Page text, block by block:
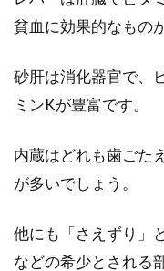
貧血に効果的なもの
砂肝は消化器官で、
ミンKが豊富です。
内蔵はどれも歯ごた
が多いでしょう。
他にも「さえずり」
などの希少とされる